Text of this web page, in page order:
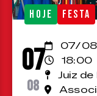
HOJE FESTA
07
08
07/08
18:00
Juiz de